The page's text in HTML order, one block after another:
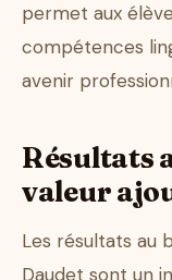
permet aux
compétences
avenir
Résultats
valeur
Les résultats au
Daudet sont un